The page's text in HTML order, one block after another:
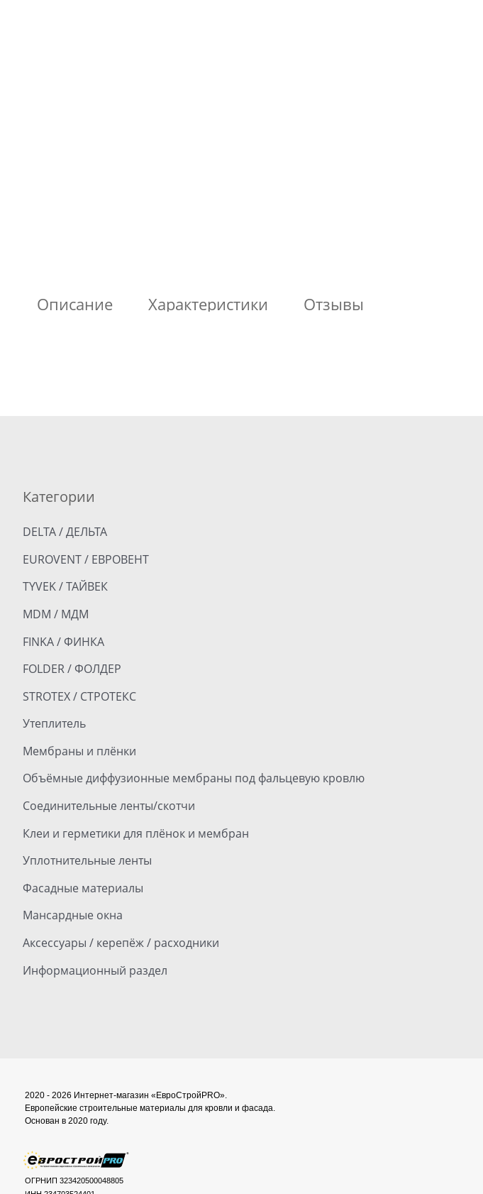
Описание Характеристики Отзывы
Категории
DELTA / ДЕЛЬТА
EUROVENT / ЕВРОВЕНТ
TYVEK / ТАЙВЕК
MDM / МДМ
FINKA / ФИНКА
FOLDER / ФОЛДЕР
STROTEX / СТРОТЕКС
Утеплитель
Мембраны и плёнки
Объёмные диффузионные мембраны под фальцевую кровлю
Соединительные ленты/скотчи
Клеи и герметики для плёнок и мембран
Уплотнительные ленты
Фасадные материалы
Мансардные окна
Аксессуары / керепёж / расходники
Информационный раздел
2020 - 2026 Интернет-магазин «ЕвроСтройPRO».
Европейские строительные материалы для кровли и фасада.
Основан в 2020 году.
ОГРНИП 323420500048805